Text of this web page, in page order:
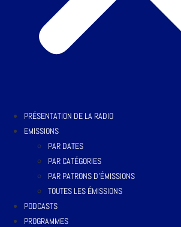
PRÉSENTATION DE LA RADIO
EMISSIONS
PAR DATES
PAR CATÉGORIES
PAR PATRONS D’ÉMISSIONS
TOUTES LES ÉMISSIONS
PODCASTS
PROGRAMMES